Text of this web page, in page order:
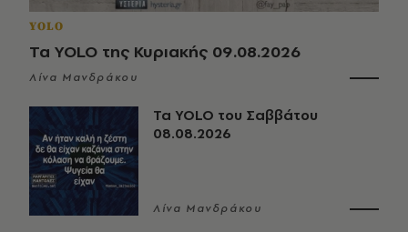
YOLO
Τα YOLO της Κυριακής 09.08.2026
Λίνα Μανδράκου
Τα YOLO του Σαββάτου
08.08.2026
Λίνα Μανδράκου